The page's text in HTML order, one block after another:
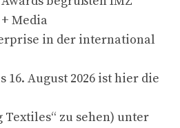
Media
in der international
August 2026 ist hier die
zu sehen) unter